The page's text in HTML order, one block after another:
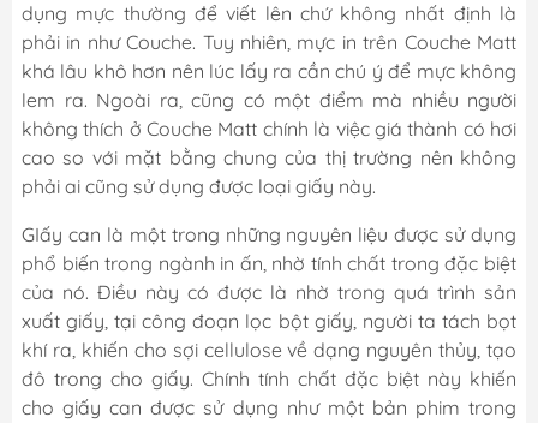
dụng mực thường để viết lên chứ không nhất định là
phải in như Couche. Tuy nhiên, mực in trên Couche Matt
khá lâu khô hơn nên lúc lấy ra cần chú ý để mực không
lem ra. Ngoài ra, cũng có một điểm mà nhiều người
không thích ở Couche Matt chính là việc giá thành có hơi
cao so với mặt bằng chung của thị trường nên không
phải ai cũng sử dụng được loại giấy này.
GIấy can là một trong những nguyên liệu được sử dụng
phổ biến trong ngành in ấn, nhờ tính chất trong đặc biệt
của nó. Điều này có được là nhờ trong quá trình sản
xuất giấy, tại công đoạn lọc bột giấy, người ta tách bọt
khí ra, khiến cho sợi cellulose về dạng nguyên thủy, tạo
đô trong cho giấy. Chính tính chất đặc biệt này khiến
cho giấy can được sử dụng như một bản phim trong